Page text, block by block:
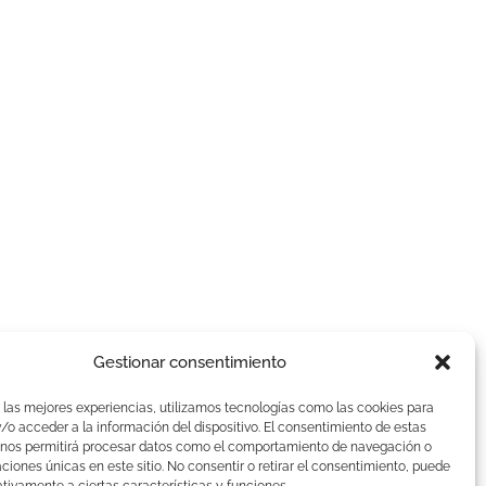
Gestionar consentimiento
las mejores experiencias, utilizamos tecnologías como las cookies para
o acceder a la información del dispositivo. El consentimiento de estas
permitirá procesar datos como el comportamiento de navegación o
únicas en este sitio. No consentir o retirar el consentimiento, puede
Aviso Legal
Politica de Cookies